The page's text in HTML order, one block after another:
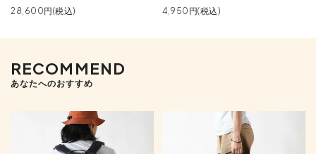
28,600円(税込)
4,950円(税込)
RECOMMEND
あなたへのおすすめ